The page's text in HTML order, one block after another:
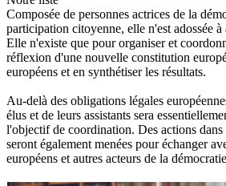
Composée de personnes actrices de la
participation citoyenne, elle n'est adossée
Elle n'existe que pour organiser et
réflexion d'une nouvelle constitution
européens et en synthétiser les résultats.
Au-delà des obligations légales
élus et de leurs assistants sera
l'objectif de coordination. Des actions dans
seront également menées pour échanger
européens et autres acteurs de la